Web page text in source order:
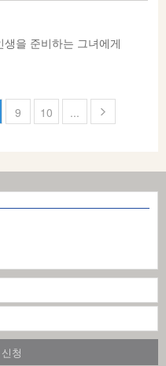
을 준비하는 그녀에게
9 10 ...